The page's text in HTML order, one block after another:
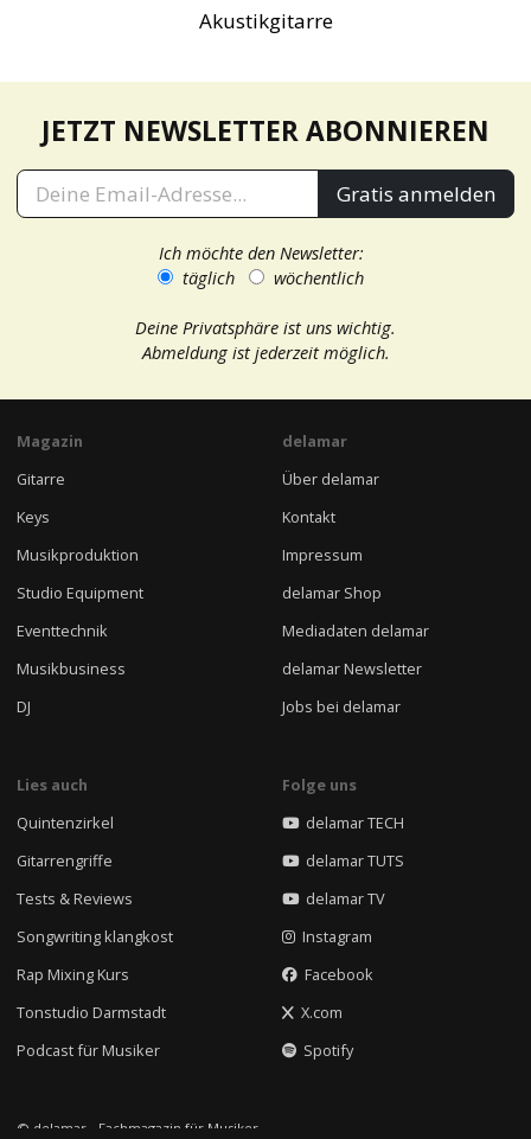
Akustikgitarre
JETZT NEWSLETTER ABONNIEREN
Gratis anmelden
Ich möchte den Newsletter:
täglich
wöchentlich
Deine Privatsphäre ist uns wichtig.
Abmeldung ist jederzeit möglich.
Magazin
Gitarre
Keys
Musikproduktion
Studio Equipment
Eventtechnik
Musikbusiness
DJ
delamar
Über delamar
Kontakt
Impressum
delamar Shop
Mediadaten delamar
delamar Newsletter
Jobs bei delamar
Lies auch
Quintenzirkel
Gitarrengriffe
Tests & Reviews
Songwriting klangkost
Rap Mixing Kurs
Tonstudio Darmstadt
Podcast für Musiker
Folge uns
delamar TECH
delamar TUTS
delamar TV
Instagram
Facebook
X.com
Spotify
© delamar - Fachmagazin für Musiker